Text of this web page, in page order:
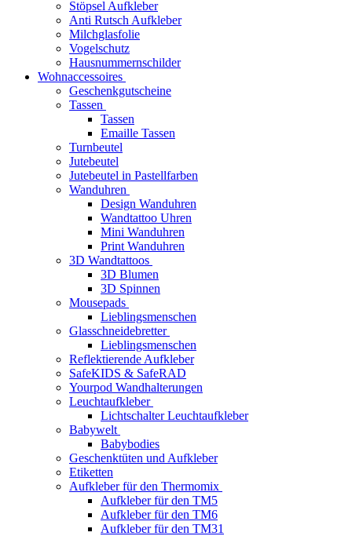
Stöpsel Aufkleber
Anti Rutsch Aufkleber
Milchglasfolie
Vogelschutz
Hausnummernschilder
Wohnaccessoires
Geschenkgutscheine
Tassen
Tassen
Emaille Tassen
Turnbeutel
Jutebeutel
Jutebeutel in Pastellfarben
Wanduhren
Design Wanduhren
Wandtattoo Uhren
Mini Wanduhren
Print Wanduhren
3D Wandtattoos
3D Blumen
3D Spinnen
Mousepads
Lieblingsmenschen
Glasschneidebretter
Lieblingsmenschen
Reflektierende Aufkleber
SafeKIDS & SafeRAD
Yourpod Wandhalterungen
Leuchtaufkleber
Lichtschalter Leuchtaufkleber
Babywelt
Babybodies
Geschenktüten und Aufkleber
Etiketten
Aufkleber für den Thermomix
Aufkleber für den TM5
Aufkleber für den TM6
Aufkleber für den TM31